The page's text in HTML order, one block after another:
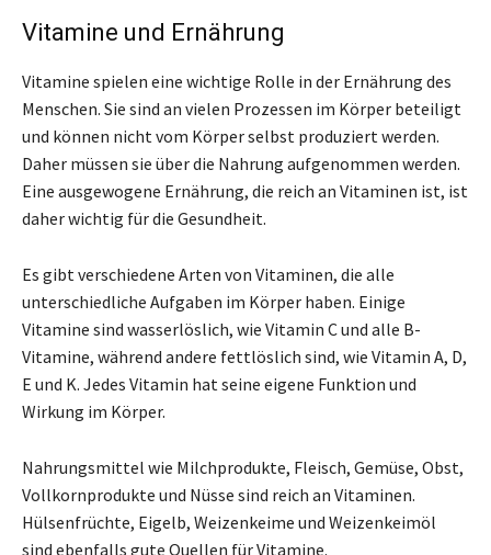
Vitamine und Ernährung
Vitamine spielen eine wichtige Rolle in der Ernährung des
Menschen. Sie sind an vielen Prozessen im Körper beteiligt
und können nicht vom Körper selbst produziert werden.
Daher müssen sie über die Nahrung aufgenommen werden.
Eine ausgewogene Ernährung, die reich an Vitaminen ist, ist
daher wichtig für die Gesundheit.
Es gibt verschiedene Arten von Vitaminen, die alle
unterschiedliche Aufgaben im Körper haben. Einige
Vitamine sind wasserlöslich, wie Vitamin C und alle B-
Vitamine, während andere fettlöslich sind, wie Vitamin A, D,
E und K. Jedes Vitamin hat seine eigene Funktion und
Wirkung im Körper.
Nahrungsmittel wie Milchprodukte, Fleisch, Gemüse, Obst,
Vollkornprodukte und Nüsse sind reich an Vitaminen.
Hülsenfrüchte, Eigelb, Weizenkeime und Weizenkeimöl
sind ebenfalls gute Quellen für Vitamine.